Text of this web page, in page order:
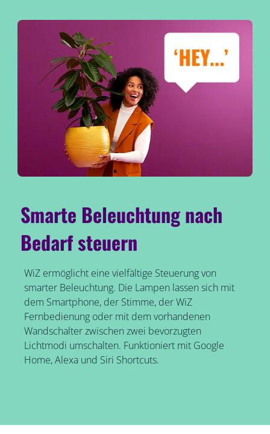
Smarte Beleuchtung nach
Bedarf steuern
WiZ ermöglicht eine vielfältige Steuerung von
smarter Beleuchtung. Die Lampen lassen sich mit
dem Smartphone, der Stimme, der WiZ
Fernbedienung oder mit dem vorhandenen
Wandschalter zwischen zwei bevorzugten
Lichtmodi umschalten. Funktioniert mit Google
Home, Alexa und Siri Shortcuts.